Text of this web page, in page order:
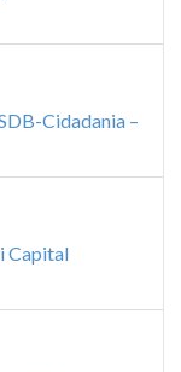
Cidadania –
Capital